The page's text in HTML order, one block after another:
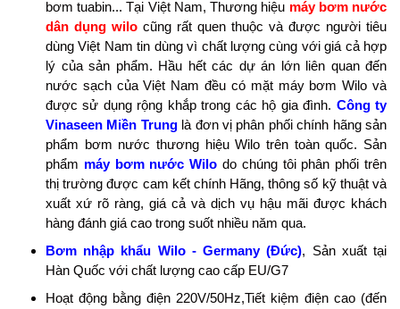
bơm tuabin... Tại Việt Nam, Thương hiệu máy bơm nước
dân dụng wilo cũng rất quen thuộc và được người tiêu
dùng Việt Nam tin dùng vì chất lượng cùng với giá cả hợp
lý của sản phẩm. Hầu hết các dự án lớn liên quan đến
nước sạch của Việt Nam đều có mặt máy bơm Wilo và
được sử dụng rộng khắp trong các hộ gia đình. Công ty
Vinaseen Miền Trunglà đơn vị phân phối chính hãng sản
phẩm bơm nước thương hiệu Wilo trên toàn quốc. Sản
phẩm máy bơm nước Wilo do chúng tôi phân phối trên
thị trường được cam kết chính Hãng, thông số kỹ thuật và
xuất xứ rõ ràng, giá cả và dịch vụ hậu mãi được khách
hàng đánh giá cao trong suốt nhiều năm qua.
Bơm nhập khẩu Wilo - Germany (Đức), Sản xuất tại
Hàn Quốc với chất lượng cao cấp EU/G7
Hoạt động bằng điện 220V/50Hz,Tiết kiệm điện cao (đến